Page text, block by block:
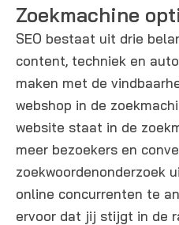
Zoekmachine
SEO bestaat uit drie
content, techniek en
maken met de
webshop in de
website staat in de
meer bezoekers en
zoekwoordenonderzoek
online concurrenten te
ervoor dat jij stijgt in de